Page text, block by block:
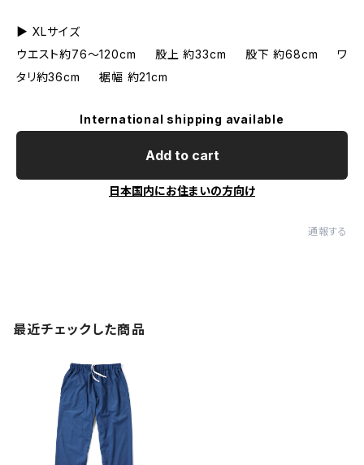
▶︎ XLサイズ
ウエスト約76〜120cm 股上 約33cm 股下 約68cm ワ
タリ約36cm 裾幅 約21cm
International shipping available
Add to cart
日本国内にお住まいの方向け
通報する
最近チェックした商品